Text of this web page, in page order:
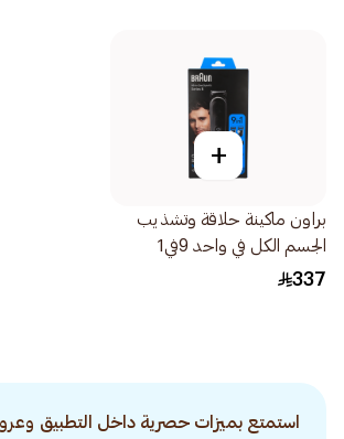
+
براون ماكينة حلاقة وتشذيب
الجسم الكل في واحد 9في1
1قطعة
337
استمتع بميزات حصرية داخل التطبيق